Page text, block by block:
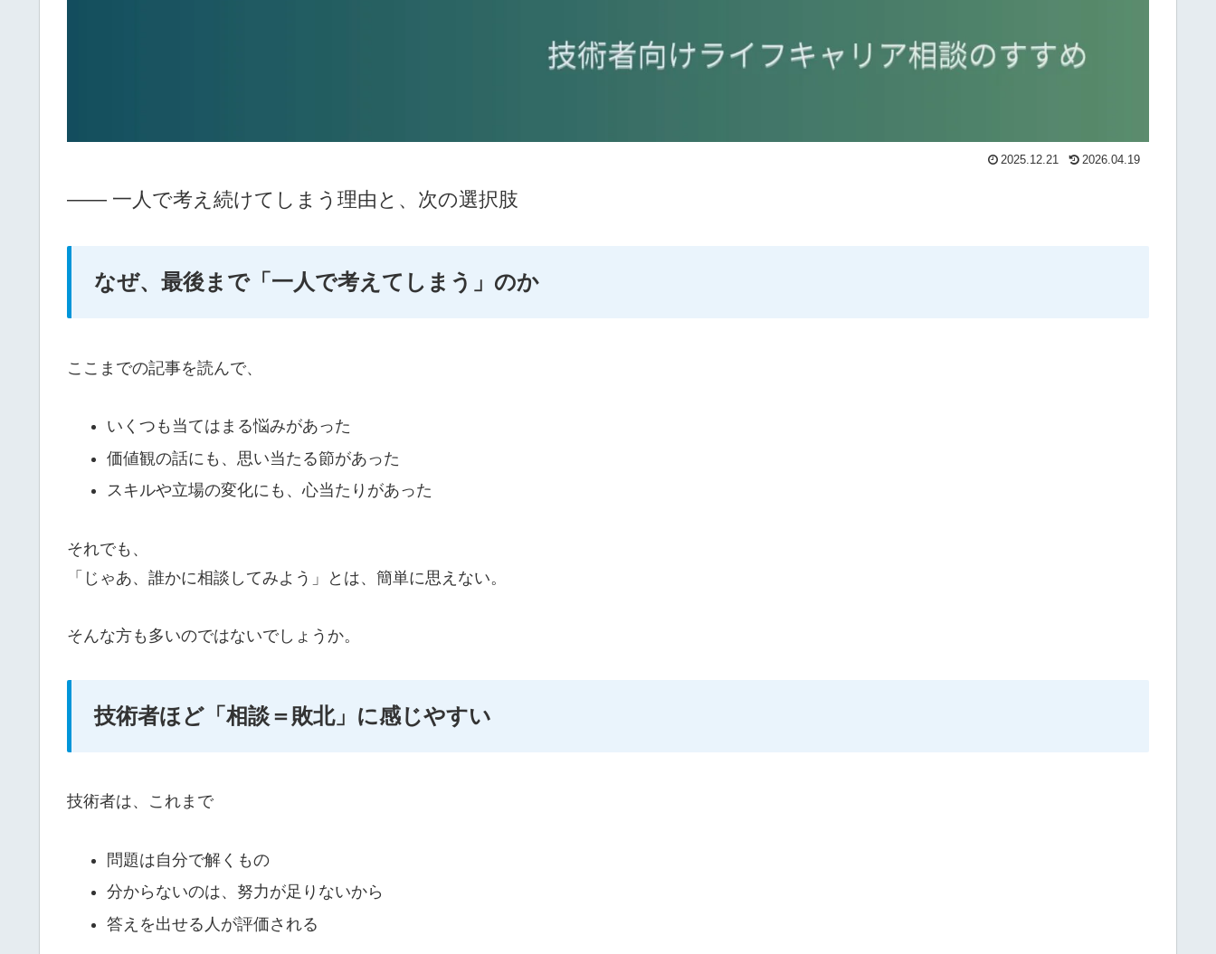
2025.12.21 2026.04.19
―― 一人で考え続けてしまう理由と、次の選択肢
なぜ、最後まで「一人で考えてしまう」のか
ここまでの記事を読んで、
いくつも当てはまる悩みがあった
価値観の話にも、思い当たる節があった
スキルや立場の変化にも、心当たりがあった
それでも、
「じゃあ、誰かに相談してみよう」とは、簡単に思えない。
そんな方も多いのではないでしょうか。
技術者ほど「相談＝敗北」に感じやすい
技術者は、これまで
問題は自分で解くもの
分からないのは、努力が足りないから
答えを出せる人が評価される